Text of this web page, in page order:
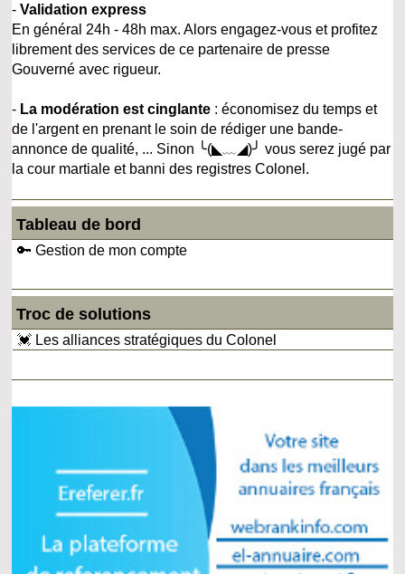
-Validation express
En général 24h - 48h max. Alors engagez-vous et profitez
librement des services de ce partenaire de presse
Gouverné avec rigueur.
- La modération est cinglante : économisez du temps et
de l'argent en prenant le soin de rédiger une bande-
annonce de qualité, ... Sinon ╰(◣﹏◢)╯ vous serez jugé par
la cour martiale et banni des registres Colonel.
Tableau de bord
🔑 Gestion de mon compte
Troc de solutions
💓 Les alliances stratégiques du Colonel